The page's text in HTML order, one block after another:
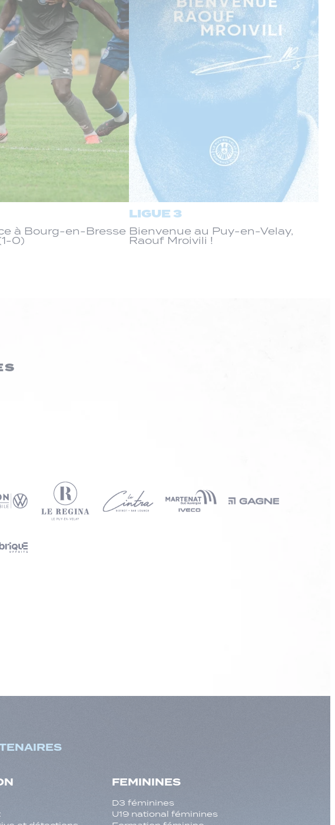
à Bourg-en-Bresse
0)
LIGUE 3
Bienvenue au Puy-en-Velay,
Raouf Mroivili !
FEMININES
D3 féminines
U19 national féminines